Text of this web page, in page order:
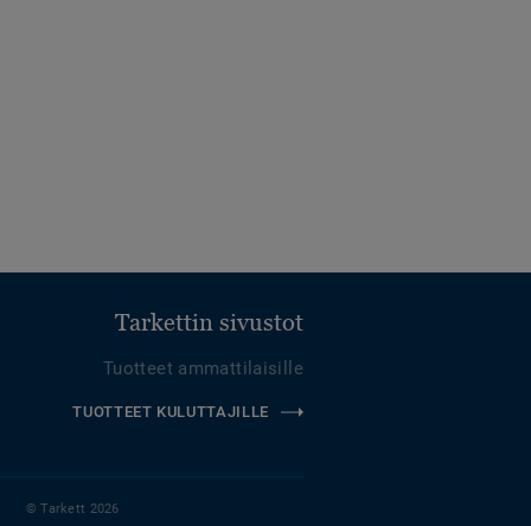
Tarkettin sivustot
Tuotteet ammattilaisille
TUOTTEET KULUTTAJILLE
© Tarkett 2026